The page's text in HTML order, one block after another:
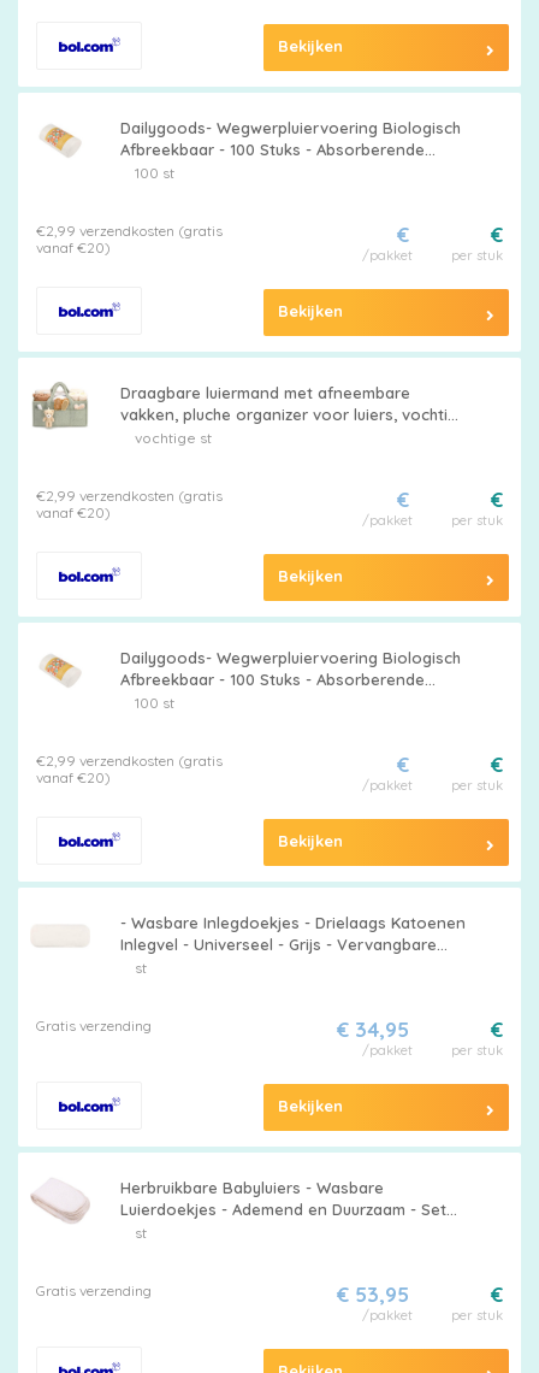
Bekijken
Dailygoods- Wegwerpluiervoering Biologisch
Afbreekbaar - 100 Stuks - Absorberende
Babyluierinzetstukken - Natte Doekjesfunctie
100 st
€2,99 verzendkosten (gratis
vanaf €20)
€
per stuk
€
/pakket
Bekijken
Draagbare luiermand met afneembare
vakken, pluche organizer voor luiers, vochtige
doekjes en babybenodigdheden (groen)
vochtige st
€2,99 verzendkosten (gratis
vanaf €20)
€
per stuk
€
/pakket
Bekijken
Dailygoods- Wegwerpluiervoering Biologisch
Afbreekbaar - 100 Stuks - Absorberende
Babyluierinzetstukken - Natte Doekjesfunctie
100 st
€2,99 verzendkosten (gratis
vanaf €20)
€
per stuk
€
/pakket
Bekijken
- Wasbare Inlegdoekjes - Drielaags Katoenen
Inlegvel - Universeel - Grijs - Vervangbare
Inlegdoekjes voor Herbruikbare Luiers -
st
Gratis verzending €
per stuk
€ 34,95
/pakket
Bekijken
Herbruikbare Babyluiers - Wasbare
Luierdoekjes - Ademend en Duurzaam - Set
van 20 - Wasbare luiers voor pasgeborenen -
st
Gratis verzending €
per stuk
€ 53,95
/pakket